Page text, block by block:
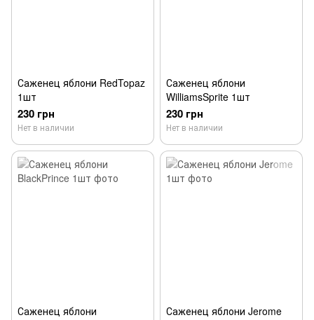
Саженец яблони RedTopaz
1шт
230 грн
Нет в наличии
Саженец яблони
WilliamsSprite 1шт
230 грн
Нет в наличии
Саженец яблони
Саженец яблони Jerome